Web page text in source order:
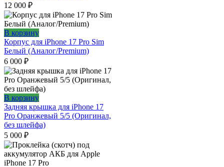
12 000 ₽
В корзину
Корпус для iPhone 17 Pro Sim
Белый (Аналог/Premium)
6 000 ₽
В корзину
Задняя крышка для iPhone 17
Pro Оранжевый 5/5 (Оригинал,
без шлейфа)
5 000 ₽